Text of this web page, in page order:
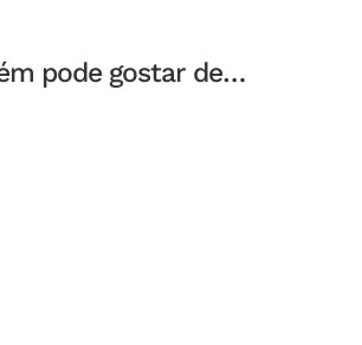
pode gostar de…